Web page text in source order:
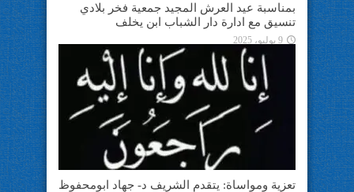
بمناسبة عيد العرش المجيد جمعية فخر بلادي
تنسيق مع ادارة دار الشباب ابن يخلف
9 يوليو، 2025
تعزية ومواساة: يتقدم الشريف د- جهاد ابومحفوظ